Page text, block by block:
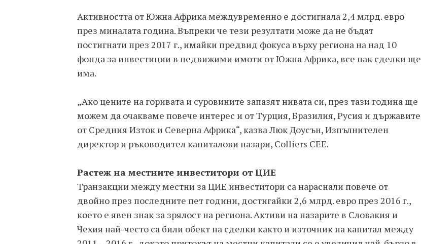
Активността от Южна Африка междувременно е достигнала 2,4 млрд. евро
през миналата година. Въпреки че тези резултати може да не бъдат
постигнати през 2017 г., имайки предвид фокуса върху региона на над 10
фонда за инвестиции в недвижими имоти от Южна Африка, все пак сделки ще
има.
„Ако цените на горивата и суровините запазят нивата си, през тази година ще
можем да очакваме повече интерес и от Турция, Бразилия, Русия и държавите
от Средния Изток и Северна Африка“, казва Люк Доусън, Изпълнителен
директор и ръководител капиталови пазари, Colliers CEE.
Растеж на местните инвеститори от ЦИЕ
Транзакции между местни за ЦИЕ инвеститори са нараснали повече от
двойно през последните пет години, достигайки 2,6 млрд. евро през 2016 г.,
което е явен знак за зрялост на региона. Активи на пазарите в Словакия и
Чехия най-често са били обект на сделки както и източник на капитал между